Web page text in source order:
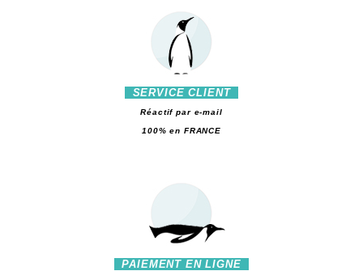
SERVICE CLIENT
Réactif par e-mail
100% en FRANCE
PAIEMENT EN LIGNE